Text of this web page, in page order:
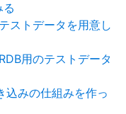
ストデータを用意し
用のテストデータ
込みの仕組みを作っ